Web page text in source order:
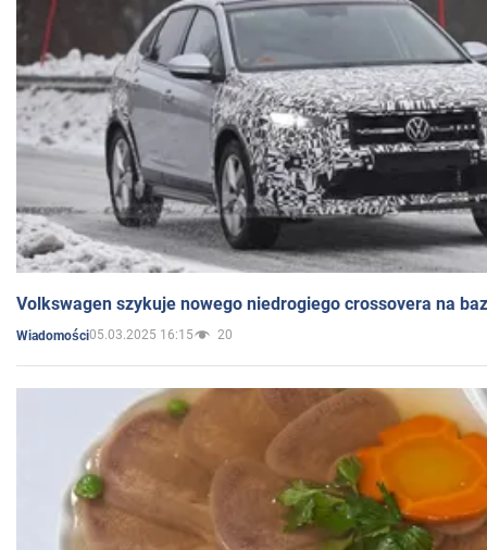
Volkswagen szykuje nowego niedrogiego crossovera na
Wiadomości05.03.2025 16:15 20